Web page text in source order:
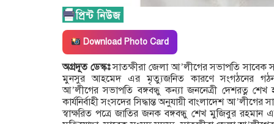
Download Photo Card
অগ্রদূত ডেস্কঃসাতক্ষীরা জেলা আ’লীগের সভাপতি সাবেক
মুনসুর আহমেদ এর মৃত্যুজনিত কারণে সংগঠনের
আ’লীগের সভাপতি বঙ্গবন্ধু কন্যা জননেত্রী দেশরত্ন শেখ
কার্যনির্বাহী সংসদের সিদ্ধান্ত অনুযায়ী বাংলাদেশ
স্বাক্ষরিত পত্রে জাতির জনক বঙ্গবন্ধু শেখ মুজিবুর রহমান